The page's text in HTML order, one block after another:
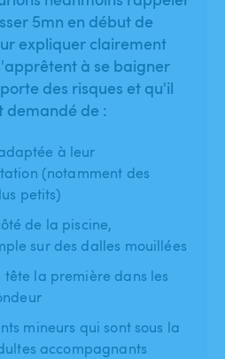
5mn en début de
expliquer clairement
à se baigner
des risques et qu'il
demandé de :
à leur
(notamment des
petits)
de la piscine,
sur des dalles mouillées
la première dans les
mineurs qui sont sous la
accompagnants